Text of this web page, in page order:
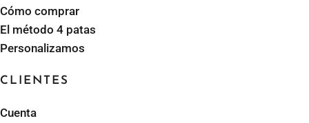
Cómo comprar
El método 4 patas
Personalizamos
CLIENTES
Cuenta